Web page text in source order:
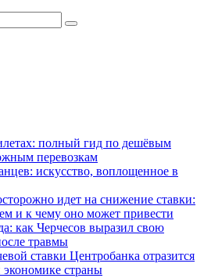
полный гид по дешёвым
перевозкам
искусство, воплощенное в
идет на снижение ставки:
и к чему оно может привести
как Черчесов выразил свою
травмы
ставки Центробанка отразится
страны